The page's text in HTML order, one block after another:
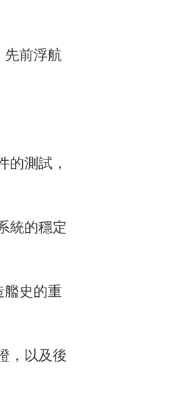
先前浮航
的測試，
統的穩定
艦史的重
，以及後